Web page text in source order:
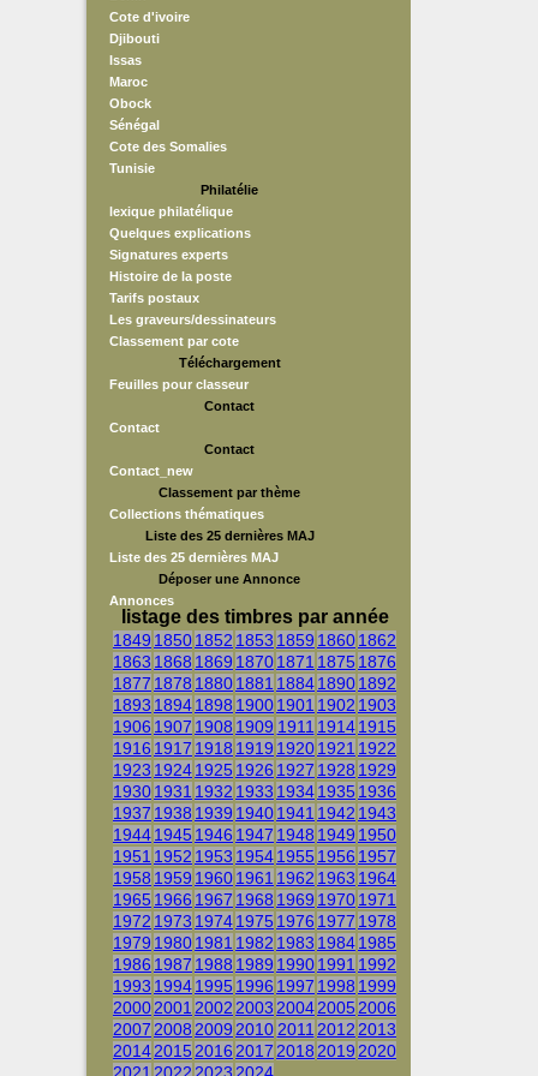
Cote d'ivoire
Djibouti
Issas
Maroc
Obock
Sénégal
Cote des Somalies
Tunisie
Philatélie
lexique philatélique
Quelques explications
Signatures experts
Histoire de la poste
Tarifs postaux
Les graveurs/dessinateurs
Classement par cote
Téléchargement
Feuilles pour classeur
Contact
Contact
Contact
Contact_new
Classement par thème
Collections thématiques
Liste des 25 dernières MAJ
Liste des 25 dernières MAJ
Déposer une Annonce
Annonces
listage des timbres par année
1849 18501852 1853 1859 18601862
1863 1868 1869 18701871 1875 1876
1877 1878 18801881 188418901892
1893 18941898 19001901 1902 1903
1906 1907 1908 1909 1911 19141915
1916 1917 1918 1919 19201921 1922
1923 19241925 1926 1927 1928 1929
19301931 1932 1933 19341935 1936
1937 1938 1939 19401941 1942 1943
19441945 1946 1947 1948 1949 1950
1951 1952 1953 19541955 1956 1957
1958 1959 19601961 1962 1963 1964
1965 1966 1967 1968 1969 19701971
1972 1973 19741975 1976 1977 1978
1979 19801981 1982 1983 19841985
1986 1987 1988 1989 19901991 1992
1993 19941995 1996 1997 1998 1999
20002001 2002 2003 20042005 2006
2007 2008 2009 2010 2011 2012 2013
20142015 2016 2017 2018 2019 2020